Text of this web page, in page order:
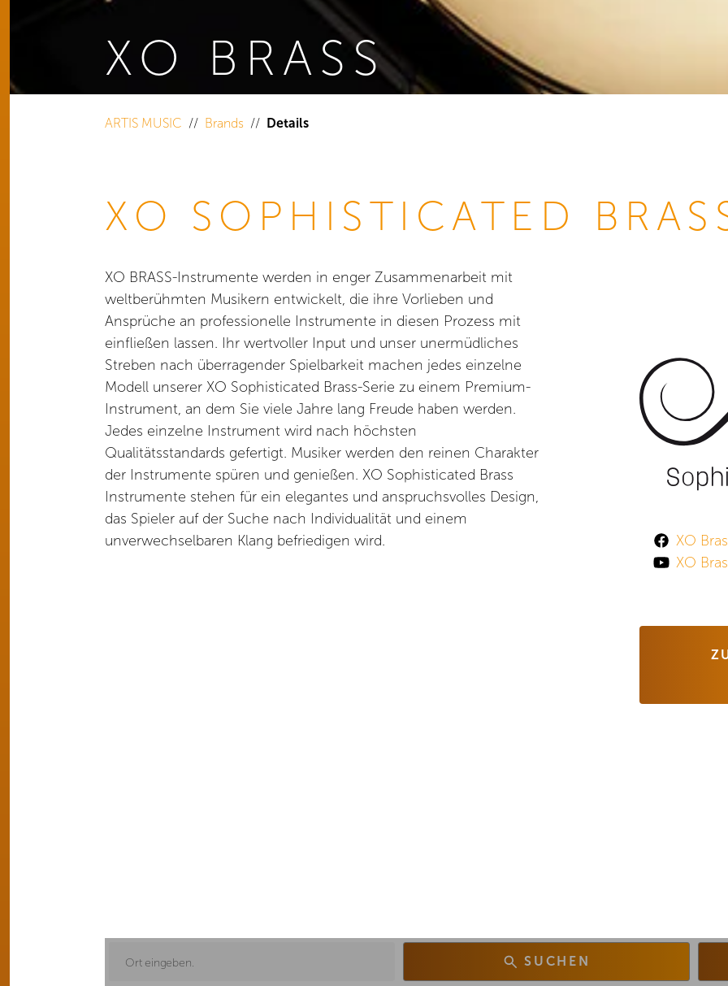
XO BRASS
ARTIS MUSIC
Brands Details
XO SOPHISTICATED
XO BRASS-Instrumente werden in enger Zusammenarbeit mit
weltberühmten Musikern entwickelt, die ihre Vorlieben und
Ansprüche an professionelle Instrumente in diesen Prozess mit
einfließen lassen. Ihr wertvoller Input und unser unermüdliches
Streben nach überragender Spielbarkeit machen jedes einzelne
Modell unserer XO Sophisticated Brass-Serie zu einem Premium-
Instrument, an dem Sie viele Jahre lang Freude haben werden.
Jedes einzelne Instrument wird nach höchsten
Qualitätsstandards gefertigt. Musiker werden den reinen Charakter
der Instrumente spüren und genießen. XO Sophisticated Brass
Instrumente stehen für ein elegantes und anspruchsvolles Design,
das Spieler auf der Suche nach Individualität und einem
unverwechselbaren Klang befriedigen wird.
XO
XO
SUCHEN